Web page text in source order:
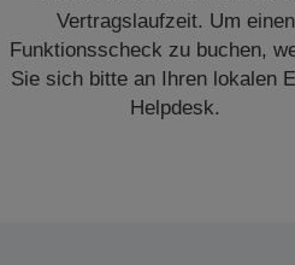
Vertragslaufzeit. Um einen
Funktionsscheck zu buchen,
Sie sich bitte an Ihren lokalen
Helpdesk.